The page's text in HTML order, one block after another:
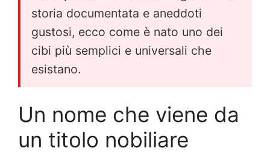
storia documentata e aneddoti
gustosi, ecco come è nato uno dei
cibi più semplici e universali che
esistano.
Un nome che viene da
un titolo nobiliare